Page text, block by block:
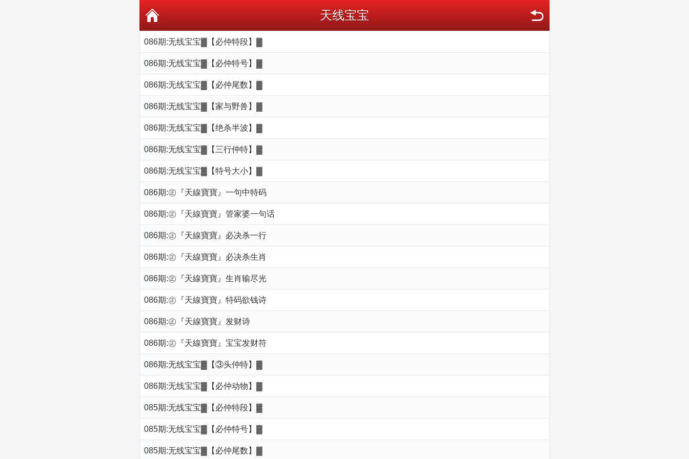
天线宝宝
086期:无线宝宝▓【必仲特段】▓
086期:无线宝宝▓【必仲特号】▓
086期:无线宝宝▓【必仲尾数】▓
086期:无线宝宝▓【家与野兽】▓
086期:无线宝宝▓【绝杀半波】▓
086期:无线宝宝▓【三行仲特】▓
086期:无线宝宝▓【特号大小】▓
086期:㊣『天線寶寶』一句中特码
086期:㊣『天線寶寶』管家婆一句话
086期:㊣『天線寶寶』必决杀一行
086期:㊣『天線寶寶』必决杀生肖
086期:㊣『天線寶寶』生肖输尽光
086期:㊣『天線寶寶』特码欲钱诗
086期:㊣『天線寶寶』发财诗
086期:㊣『天線寶寶』宝宝发财符
086期:无线宝宝▓【③头仲特】▓
086期:无线宝宝▓【必仲动物】▓
085期:无线宝宝▓【必仲特段】▓
085期:无线宝宝▓【必仲特号】▓
085期:无线宝宝▓【必仲尾数】▓